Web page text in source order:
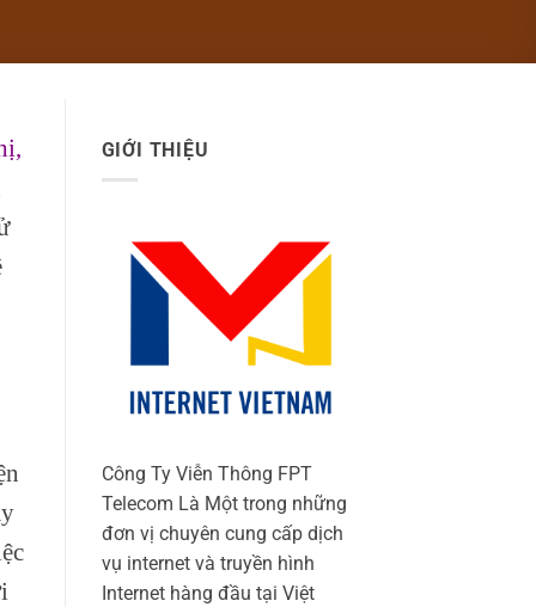
GIỚI THIỆU
Công Ty Viễn Thông FPT
Telecom Là Một trong những
đơn vị chuyên cung cấp dịch
vụ internet và truyền hình
Internet hàng đầu tại Việt